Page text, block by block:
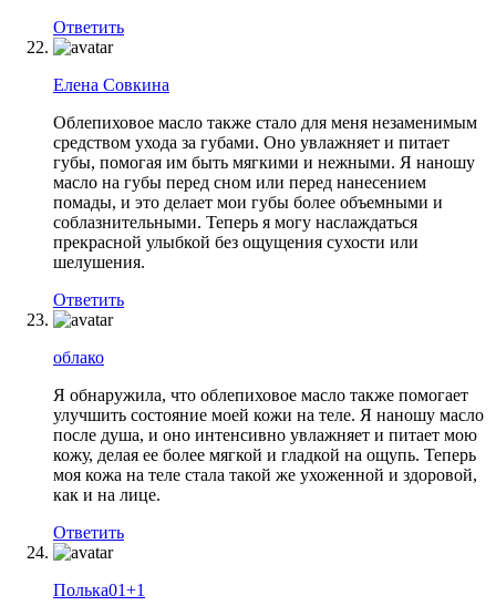
Ответить
Елена Совкина
Облепиховое масло также стало для меня незаменимым
средством ухода за губами. Оно увлажняет и питает
губы, помогая им быть мягкими и нежными. Я наношу
масло на губы перед сном или перед нанесением
помады, и это делает мои губы более объемными и
соблазнительными. Теперь я могу наслаждаться
прекрасной улыбкой без ощущения сухости или
шелушения.
Ответить
облако
Я обнаружила, что облепиховое масло также помогает
улучшить состояние моей кожи на теле. Я наношу масло
после душа, и оно интенсивно увлажняет и питает мою
кожу, делая ее более мягкой и гладкой на ощупь. Теперь
моя кожа на теле стала такой же ухоженной и здоровой,
как и на лице.
Ответить
Полька01+1